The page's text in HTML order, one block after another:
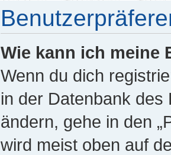
Wie kann ich meine
Wenn du dich
in der Datenbank
ändern, gehe in den
wird meist oben auf